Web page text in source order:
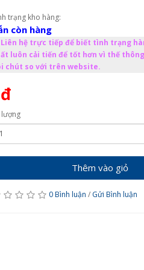
trạng kho hàng:
còn hàng
Liên hệ trực tiếp để biết tình trạng
luôn cải tiến để tốt hơn vì thế
chút so với trên website.
lượng
Thêm vào giỏ
0 Bình luận / Gửi Bình luận